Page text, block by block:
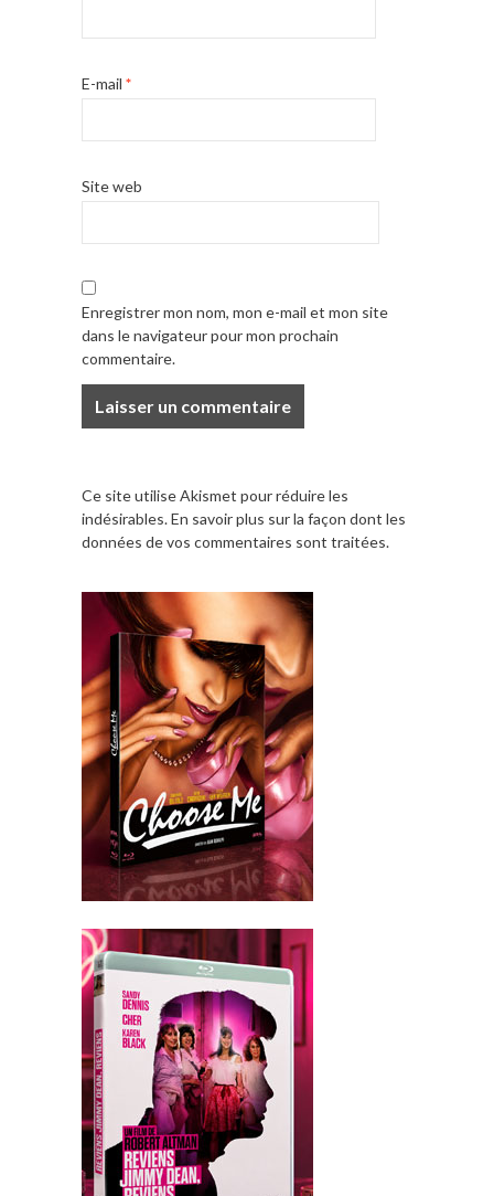
E-mail *
Site web
Enregistrer mon nom, mon e-mail et mon site
dans le navigateur pour mon prochain
commentaire.
Ce site utilise Akismet pour réduire les
indésirables.En savoir plus sur la façon dont les
données de vos commentaires sont traitées.